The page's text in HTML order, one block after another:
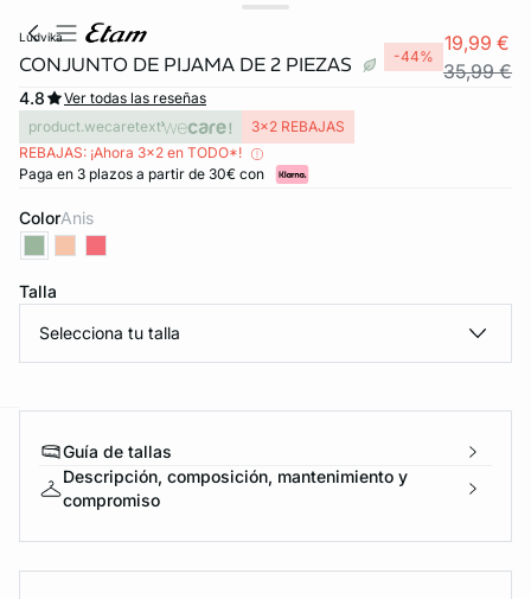
ludvika
CONJUNTO DE PIJAMA DE 2 PIEZAS -44%
19,99 €
35,99 €
4.8
Ver todas las reseñas
product.wecaretext
3x2 REBAJAS
REBAJAS: ¡Ahora 3x2 en TODO*!
Paga en 3 plazos a partir de 30€ con
Color anis
Talla
Selecciona tu talla
Guía de tallas
Descripción, composición, mantenimiento y
compromiso